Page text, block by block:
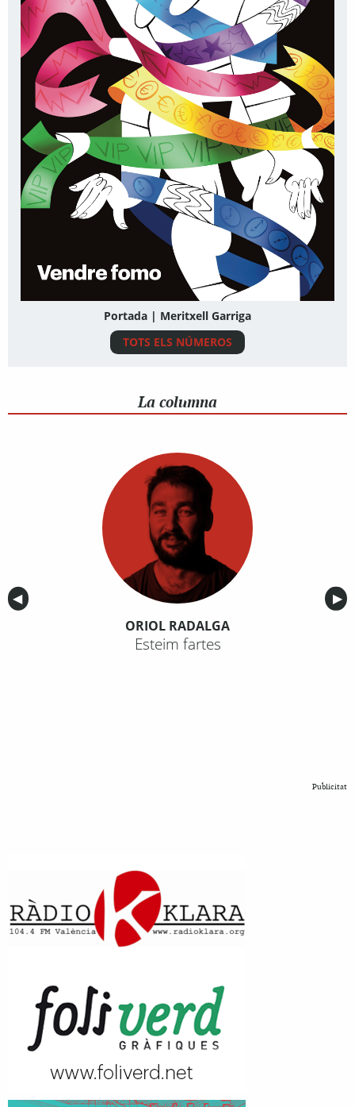
Portada | Meritxell Garriga
TOTS ELS NÚMEROS
La columna
Anterior
◀︎ ▶︎
ORIOL RADALGA
Esteim fartes
Publicitat